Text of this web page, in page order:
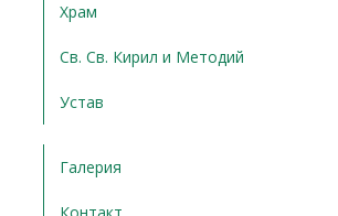
Храм
Св. Св. Кирил и Методий
Устав
Галерия